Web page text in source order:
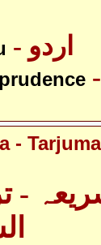
- اردو
-
-